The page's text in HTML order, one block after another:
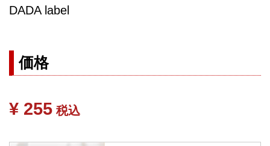
DADA label
価格
¥ 255 税込